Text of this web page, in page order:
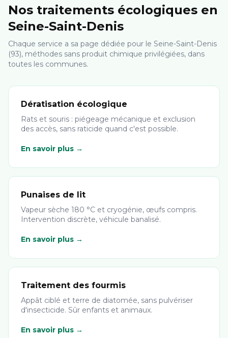
Nos traitements écologiques en
Seine-Saint-Denis
Chaque service a sa page dédiée pour le Seine-Saint-Denis
(93), méthodes sans produit chimique privilégiées, dans
toutes les communes.
Dératisation écologique
Rats et souris : piégeage mécanique et exclusion
des accès, sans raticide quand c'est possible.
En savoir plus →
Punaises de lit
Vapeur sèche 180 °C et cryogénie, œufs compris.
Intervention discrète, véhicule banalisé.
En savoir plus →
Traitement des fourmis
Appât ciblé et terre de diatomée, sans pulvériser
d'insecticide. Sûr enfants et animaux.
En savoir plus →